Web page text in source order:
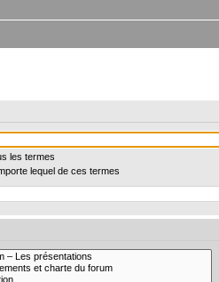
les termes
lequel de ces termes